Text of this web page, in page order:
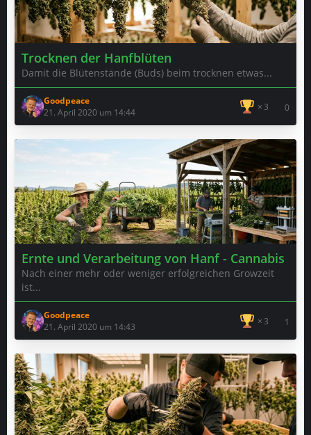
Trocknen der Hanfblüten
Damit die Blütenstände (Buds) beim trocknen etwas...
Goodpeace
21. April 2020 um 14:44
3 0
Ernte und Verarbeitung von Hanf - Cannabis
Nach einer mehr oder weniger erfolgreichen Growzeit
ist...
Goodpeace
21. April 2020 um 14:43
3 1